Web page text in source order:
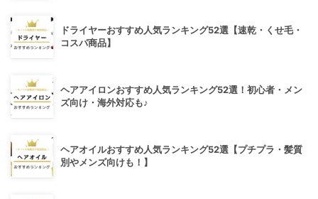
ドライヤーおすすめ人気ランキング52選【速乾・くせ毛・
コスパ商品】
ヘアアイロンおすすめ人気ランキング52選！初心者・メン
ズ向け・海外対応も♪
ヘアオイルおすすめ人気ランキング52選【プチプラ・髪質
別やメンズ向けも！】